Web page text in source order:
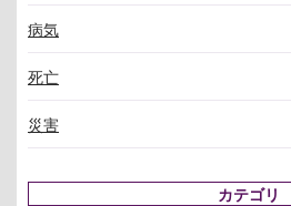
病気
死亡
災害
カテゴリ